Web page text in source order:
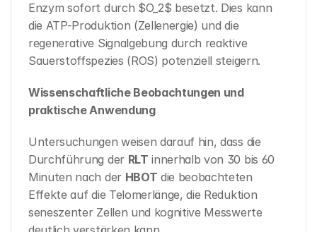
Enzym sofort durch $O_2$ besetzt. Dies kann
die ATP-Produktion (Zellenergie) und die
regenerative Signalgebung durch reaktive
Sauerstoffspezies (ROS) potenziell steigern.
Wissenschaftliche Beobachtungen und
praktische Anwendung
Untersuchungen weisen darauf hin, dass die
Durchführung der RLT innerhalb von 30 bis 60
Minuten nach der HBOT die beobachteten
Effekte auf die Telomerlänge, die Reduktion
seneszenter Zellen und kognitive Messwerte